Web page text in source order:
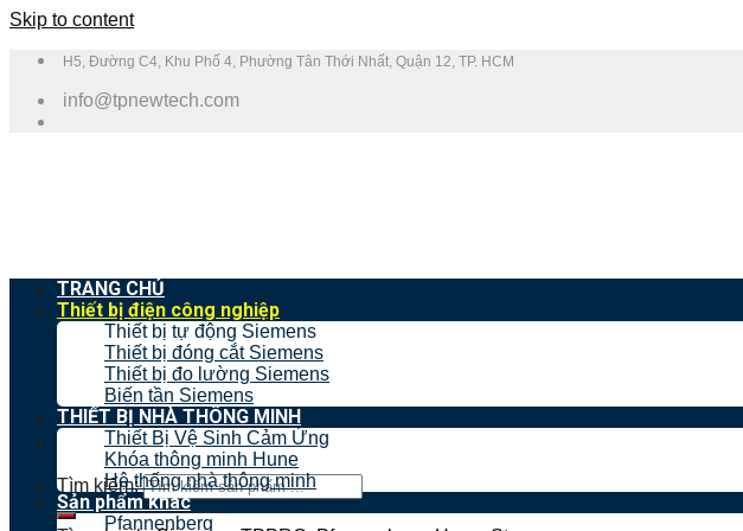
Skip to content
H5, Đường C4, Khu Phố 4, Phường Tân Thới Nhất, Quận 12, TP. HCM
info@tpnewtech.com
Tìm kiếm:
TRANG CHỦ
Thiết bị điện công nghiệp
Thiết bị tự động Siemens
Thiết bị đóng cắt Siemens
Thiết bị đo lường Siemens
Biến tần Siemens
THIẾT BỊ NHÀ THÔNG MINH
Thiết Bị Vệ Sinh Cảm Ứng
Khóa thông minh Hune
Hệ thống nhà thông minh
Sản phẩm khác
Pfannenberg